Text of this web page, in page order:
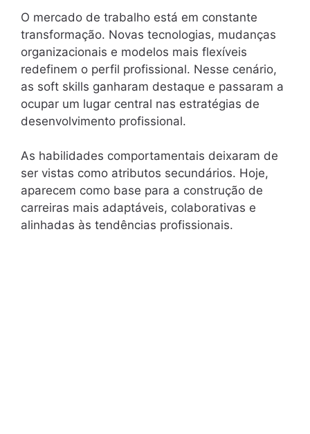
O mercado de trabalho está em constante
transformação. Novas tecnologias, mudanças
organizacionais e modelos mais flexíveis
redefinem o perfil profissional. Nesse cenário,
as soft skills ganharam destaque e passaram a
ocupar um lugar central nas estratégias de
desenvolvimento profissional.
As habilidades comportamentais deixaram de
ser vistas como atributos secundários. Hoje,
aparecem como base para a construção de
carreiras mais adaptáveis, colaborativas e
alinhadas às tendências profissionais.